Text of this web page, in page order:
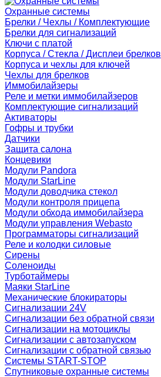
Охранные системы
Брелки / Чехлы / Комплектующие
Брелки для сигнализаций
Ключи с платой
Корпуса / Стекла / Дисплеи брелков
Корпуса и чехлы для ключей
Чехлы для брелков
Иммобилайзеры
Реле и метки иммобилайзеров
Комплектующие сигнализаций
Активаторы
Гофры и трубки
Датчики
Защита салона
Концевики
Модули Pandora
Модули StarLine
Модули доводчика стекол
Модули контроля прицепа
Модули обхода иммобилайзера
Модули управления Webasto
Программаторы сигнализаций
Реле и колодки силовые
Сирены
Соленоиды
Турботаймеры
Маяки StarLine
Механические блокираторы
Сигнализации 24V
Сигнализации без обратной связи
Сигнализации на мотоциклы
Сигнализации с автозапуском
Сигнализации с обратной связью
Системы START-STOP
Спутниковые охранные системы